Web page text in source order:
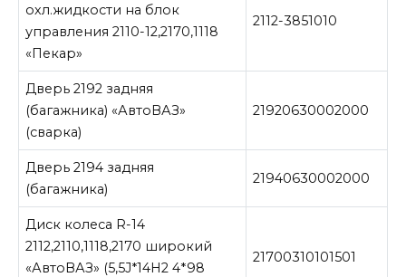
охл.жидкости на блок
управления 2110-12,2170,1118
«Пекар»
2112-3851010
Дверь 2192 задняя
(багажника) «АвтоВАЗ»
(сварка)
21920630002000
Дверь 2194 задняя
(багажника)
21940630002000
Диск колеса R-14
2112,2110,1118,2170 широкий
«АвтоВАЗ» (5,5J*14H2 4*98
21700310101501